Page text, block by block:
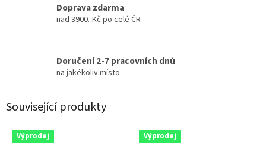
Doprava zdarma
nad 3900.-Kč po celé ČR
Doručení 2-7 pracovních dnů
na jakékoliv místo
Související produkty
Výprodej Výprodej